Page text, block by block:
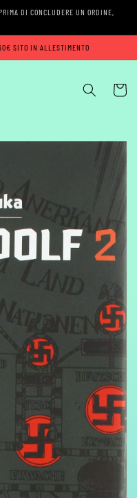
DI CONCLUDERE UN ORDINE,
SITO IN ALLESTIMENTO
Carrello